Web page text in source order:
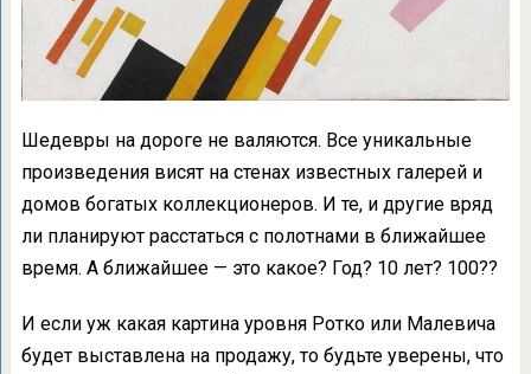
Шедевры на дороге не валяются. Все уникальные
произведения висят на стенах известных галерей и
домов богатых коллекционеров. И те, и другие вряд
ли планируют расстаться с полотнами в ближайшее
время. А ближайшее — это какое? Год? 10 лет? 100??
И если уж какая картина уровня Ротко или Малевича
будет выставлена на продажу, то будьте уверены, что